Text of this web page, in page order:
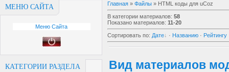
МЕНЮ САЙТА
Меню Сайта
КАТЕГОРИИ РАЗДЕЛА
Главная » Файлы » HTML коды для uCoz
В категории материалов: 58
Показано материалов: 11-20
Сортировать по: Дате · Названию · Рейтингу
Вид материалов